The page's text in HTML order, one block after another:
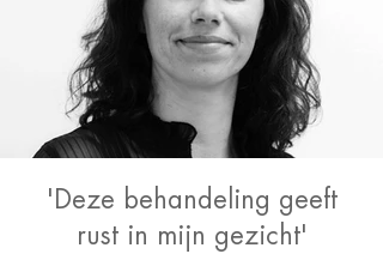
'Deze behandeling geeft
rust in mijn gezicht'